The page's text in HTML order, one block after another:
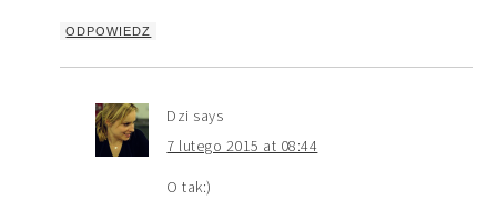
ODPOWIEDZ
Dzi says
7 lutego 2015 at 08:44
O tak:)